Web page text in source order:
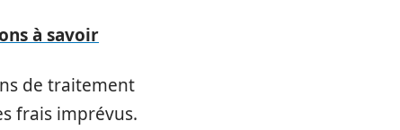
à savoir
de traitement
frais imprévus.